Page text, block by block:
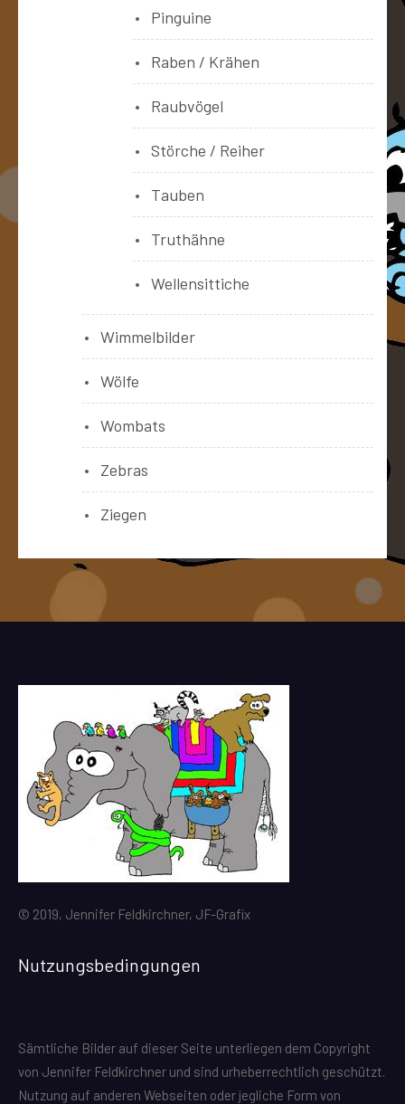
Pinguine
Raben / Krähen
Raubvögel
Störche / Reiher
Tauben
Truthähne
Wellensittiche
Wimmelbilder
Wölfe
Wombats
Zebras
Ziegen
© 2019, Jennifer Feldkirchner, JF-Grafix
Nutzungsbedingungen
Sämtliche Bilder auf dieser Seite unterliegen dem Copyright
von Jennifer Feldkirchner und sind urheberrechtlich geschützt.
Nutzung auf anderen Webseiten oder jegliche Form von